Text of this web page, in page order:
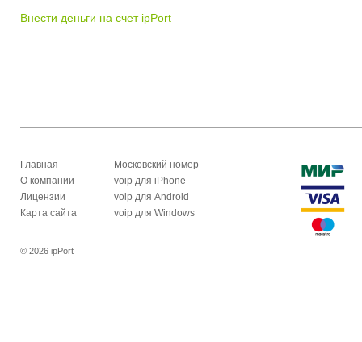
Внести деньги на счет ipPort
Главная
О компании
Лицензии
Карта сайта
Московский номер
voip для iPhone
voip для Android
voip для Windows
© 2026 ipPort